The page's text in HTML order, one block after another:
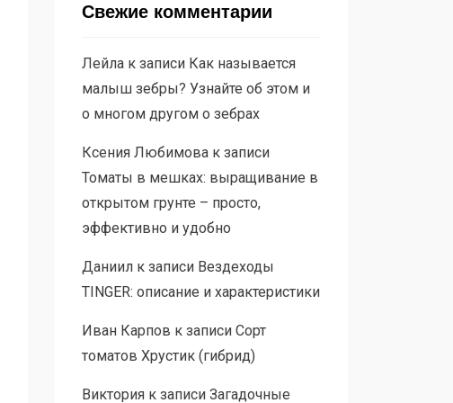
Свежие комментарии
Лейлак записи Как называется
малыш зебры? Узнайте об этом и
о многом другом о зебрах
Ксения Любимовак записи
Томаты в мешках: выращивание в
открытом грунте – просто,
эффективно и удобно
Даниилк записи Вездеходы
TINGER: описание и характеристики
Иван Карпов к записи Сорт
томатов Хрустик (гибрид)
Викторияк записи Загадочные